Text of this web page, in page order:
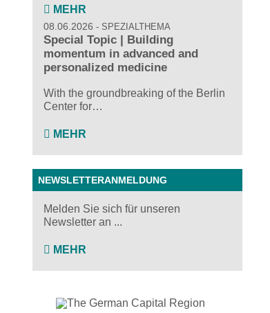
MEHR
08.06.2026 SPEZIALTHEMA
Special Topic | Building
momentum in advanced and
personalized medicine
With the groundbreaking of the Berlin
Center for…
MEHR
NEWSLETTERANMELDUNG
Melden Sie sich für unseren
Newsletter an ...
MEHR